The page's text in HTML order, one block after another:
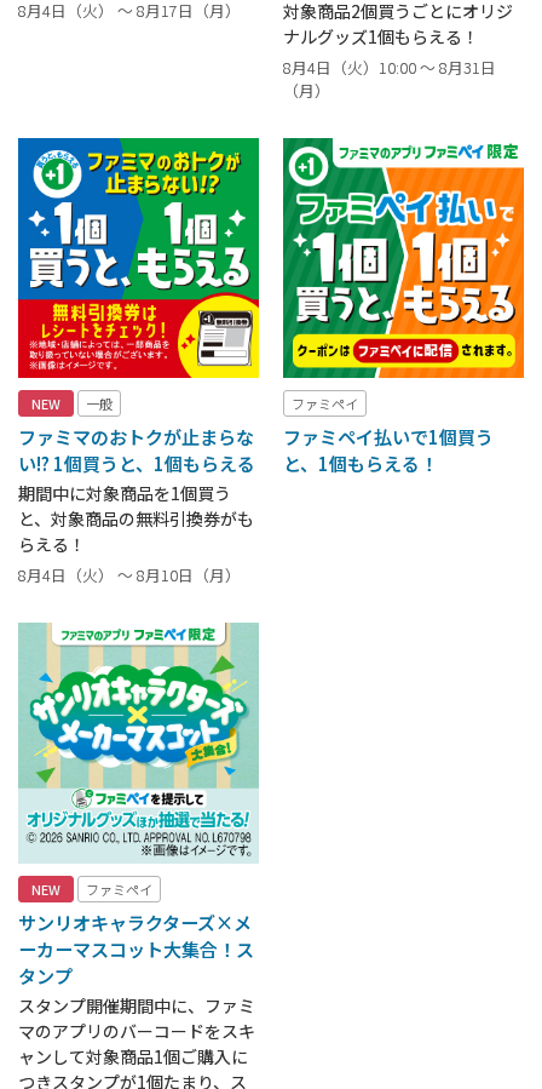
8月4日（火） ～ 8月17日（月）
対象商品2個買うごとにオリジ
ナルグッズ1個もらえる！
8月4日（火）10:00 ～ 8月31日
（月）
NEW 一般
ファミマのおトクが止まらな
い!? 1個買うと、1個もらえる
期間中に対象商品を1個買う
と、対象商品の無料引換券がも
らえる！
8月4日（火） ～ 8月10日（月）
ファミペイ
ファミペイ払いで1個買う
と、1個もらえる！
NEW ファミペイ
サンリオキャラクターズ×メ
ーカーマスコット大集合！ス
タンプ
スタンプ開催期間中に、ファミ
マのアプリのバーコードをスキ
ャンして対象商品1個ご購入に
つきスタンプが1個たまり、ス